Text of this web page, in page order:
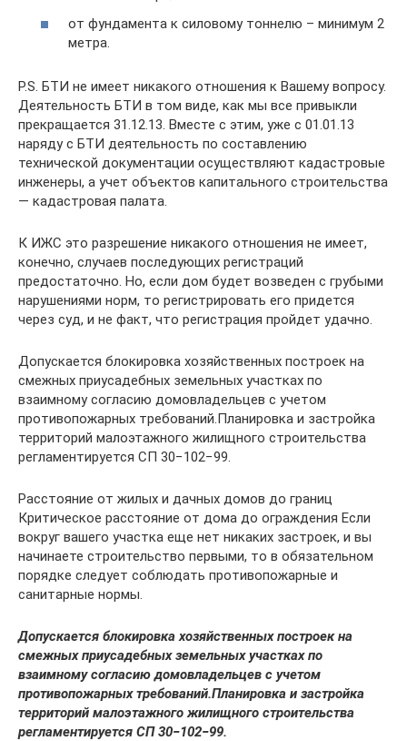
от фундамента к силовому тоннелю – минимум 2
метра.
P.S. БТИ не имеет никакого отношения к Вашему вопросу.
Деятельность БТИ в том виде, как мы все привыкли
прекращается 31.12.13. Вместе с этим, уже с 01.01.13
наряду с БТИ деятельность по составлению
технической документации осуществляют кадастровые
инженеры, а учет объектов капитального строительства
— кадастровая палата.
К ИЖС это разрешение никакого отношения не имеет,
конечно, случаев последующих регистраций
предостаточно. Но, если дом будет возведен с грубыми
нарушениями норм, то регистрировать его придется
через суд, и не факт, что регистрация пройдет удачно.
Допускается блокировка хозяйственных построек на
смежных приусадебных земельных участках по
взаимному согласию домовладельцев с учетом
противопожарных требований.Планировка и застройка
территорий малоэтажного жилищного строительства
регламентируется СП 30−102−99.
Расстояние от жилых и дачных домов до границ
Критическое расстояние от дома до ограждения Если
вокруг вашего участка еще нет никаких застроек, и вы
начинаете строительство первыми, то в обязательном
порядке следует соблюдать противопожарные и
санитарные нормы.
Допускается блокировка хозяйственных построек на
смежных приусадебных земельных участках по
взаимному согласию домовладельцев с учетом
противопожарных требований.Планировка и застройка
территорий малоэтажного жилищного строительства
регламентируется СП 30−102−99.